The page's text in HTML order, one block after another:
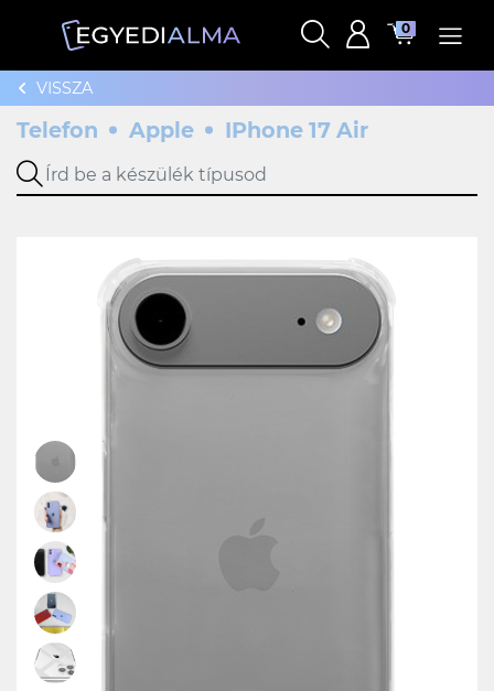
0
VISSZA
Telefon Apple IPhone 17 Air